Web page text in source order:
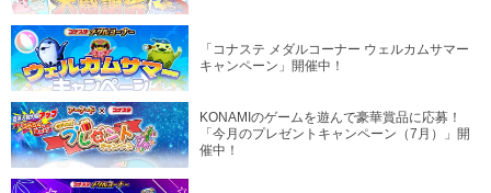
「コナステ メダルコーナー ウェルカムサマー
キャンペーン」開催中！
KONAMIのゲームを遊んで豪華賞品に応募！
「今月のプレゼントキャンペーン（7月）」開
催中！